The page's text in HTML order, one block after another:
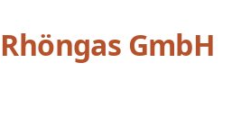
GmbH